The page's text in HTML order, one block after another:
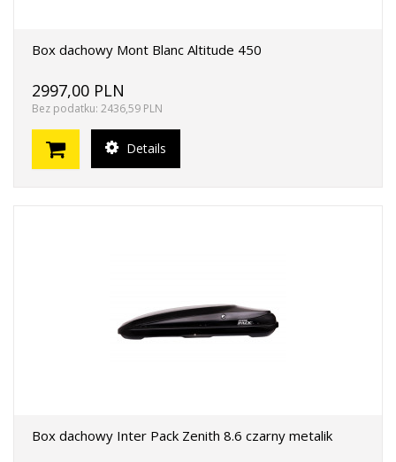
Box dachowy Mont Blanc Altitude 450
2997,00 PLN
Bez podatku: 2436,59 PLN
Details
Box dachowy Inter Pack Zenith 8.6 czarny metalik